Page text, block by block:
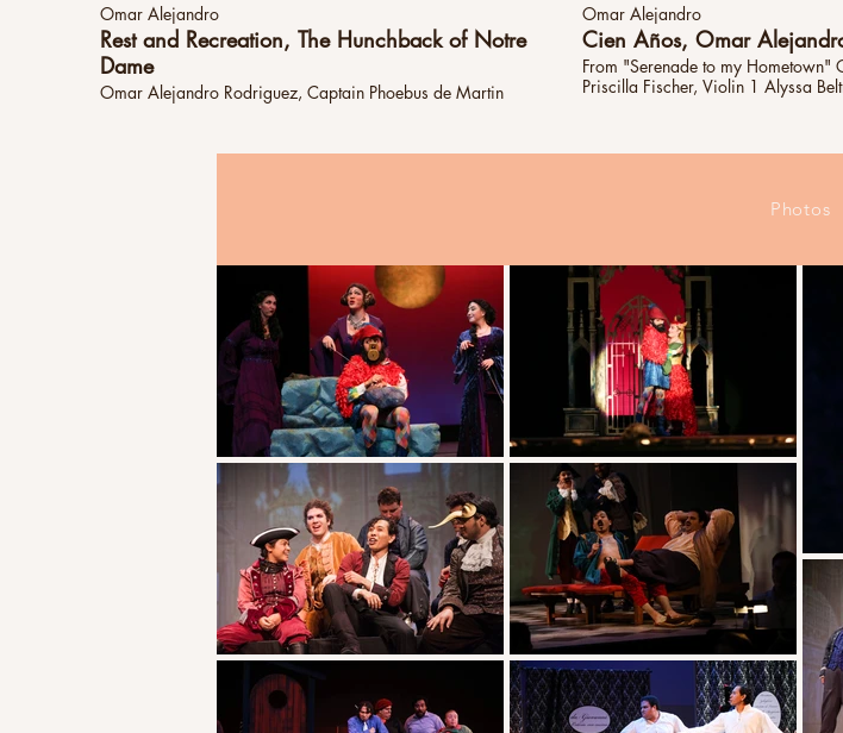
Omar Alejandro
Rest and Recreation, The Hunchback of Notre
Dame
Omar Alejandro Rodriguez, Captain Phoebus de Martin
Omar Alejandro
Cien Años, Omar
From "Serenade to my Hometown" Omar Alejandro, vocals
Priscilla Fischer, Violin 1 Alyssa
Photos